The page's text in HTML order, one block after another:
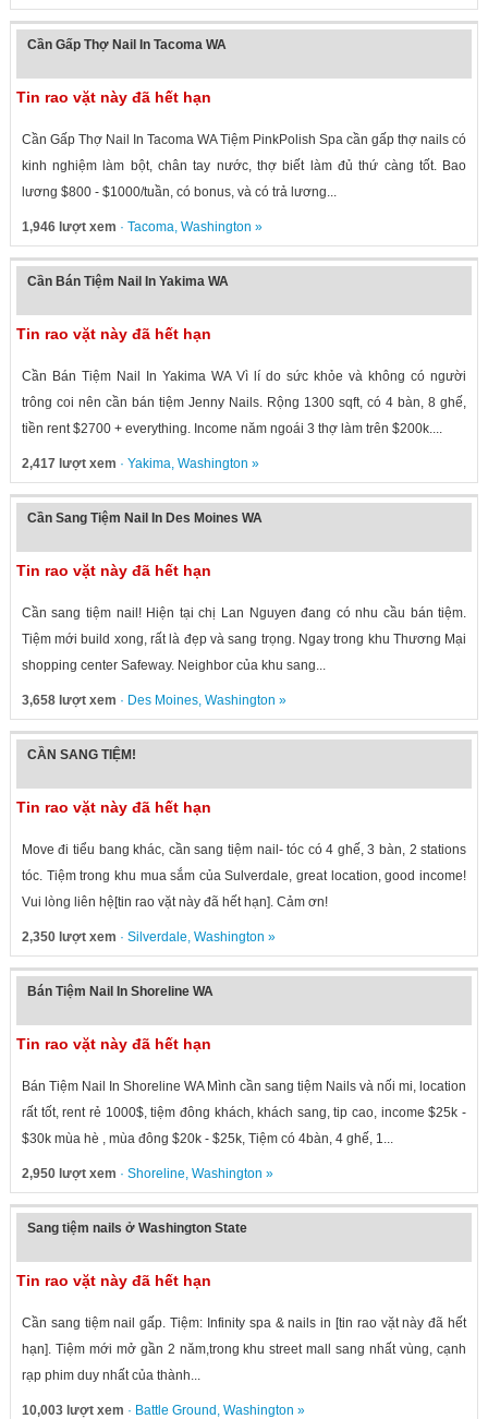
Cần Gấp Thợ Nail In Tacoma WA
Tin rao vặt này đã hết hạn
Cần Gấp Thợ Nail In Tacoma WA Tiệm PinkPolish Spa cần gấp thợ nails có
kinh nghiệm làm bột, chân tay nước, thợ biết làm đủ thứ càng tốt. Bao
lương $800 - $1000/tuần, có bonus, và có trả lương...
1,946 lượt xem · Tacoma, Washington »
Cần Bán Tiệm Nail In Yakima WA
Tin rao vặt này đã hết hạn
Cần Bán Tiệm Nail In Yakima WA Vì lí do sức khỏe và không có người
trông coi nên cần bán tiệm Jenny Nails. Rộng 1300 sqft, có 4 bàn, 8 ghế,
tiền rent $2700 + everything. Income năm ngoái 3 thợ làm trên $200k....
2,417 lượt xem · Yakima, Washington »
Cần Sang Tiệm Nail In Des Moines WA
Tin rao vặt này đã hết hạn
Cần sang tiệm nail! Hiện tại chị Lan Nguyen đang có nhu cầu bán tiệm.
Tiệm mới build xong, rất là đẹp và sang trọng. Ngay trong khu Thương Mại
shopping center Safeway. Neighbor của khu sang...
3,658 lượt xem · Des Moines, Washington »
CẦN SANG TIỆM!
Tin rao vặt này đã hết hạn
Move đi tiểu bang khác, cần sang tiệm nail- tóc có 4 ghế, 3 bàn, 2 stations
tóc. Tiệm trong khu mua sắm của Sulverdale, great location, good income!
Vui lòng liên hệ[tin rao vặt này đã hết hạn]. Cảm ơn!
2,350 lượt xem · Silverdale, Washington »
Bán Tiệm Nail In Shoreline WA
Tin rao vặt này đã hết hạn
Bán Tiệm Nail In Shoreline WA Mình cần sang tiệm Nails và nối mi, location
rất tốt, rent rẻ 1000$, tiệm đông khách, khách sang, tip cao, income $25k -
$30k mùa hè , mùa đông $20k - $25k, Tiệm có 4bàn, 4 ghế, 1...
2,950 lượt xem · Shoreline, Washington »
Sang tiệm nails ở Washington State
Tin rao vặt này đã hết hạn
Cần sang tiệm nail gấp. Tiệm: Infinity spa & nails in [tin rao vặt này đã hết
hạn]. Tiệm mới mở gần 2 năm,trong khu street mall sang nhất vùng, cạnh
rạp phim duy nhất của thành...
10,003 lượt xem · Battle Ground , Washington »